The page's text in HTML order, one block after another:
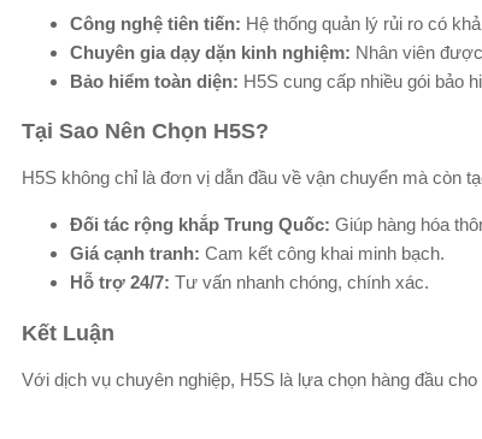
Công nghệ tiên tiến: Hệ thống quản lý rủi ro có
Chuyên gia dạy dặn kinh nghiệm: Nhân viên
Bảo hiểm toàn diện: H5S cung cấp nhiều gói bảo
Tại Sao Nên Chọn H5S?
H5S không chỉ là đơn vị dẫn đầu về vận chuyển mà còn
Đối tác rộng khắp Trung Quốc: Giúp hàng hóa
Giá cạnh tranh: Cam kết công khai minh bạch.
Hỗ trợ 24/7: Tư vấn nhanh chóng, chính xác.
Kết Luận
Với dịch vụ chuyên nghiệp, H5S là lựa chọn hàng đầu